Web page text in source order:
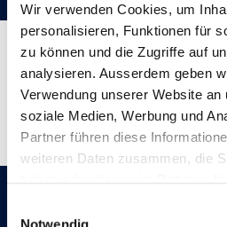
Wir verwenden Cookies, um
personalisieren, Funktionen für
zu können und die Zugriffe auf
analysieren. Ausserdem geben
Verwendung unserer Website
soziale Medien, Werbung und
Partner führen diese
weiteren Daten zusammen, die
Coaches